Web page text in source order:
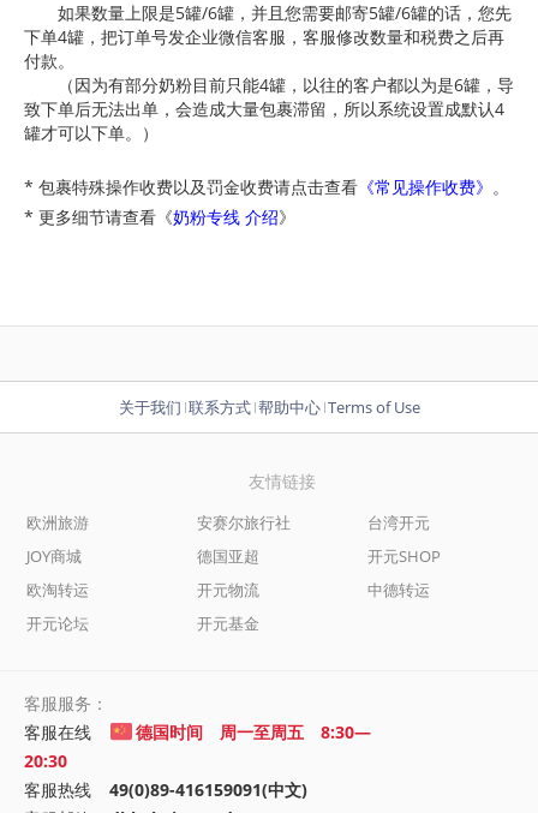
如果数量上限是5罐/6罐，并且您需要邮寄5罐/6罐的话，您先
下单4罐，把订单号发企业微信客服，客服修改数量和税费之后再
付款。
（因为有部分奶粉目前只能4罐，以往的客户都以为是6罐，导
致下单后无法出单，会造成大量包裹滞留，所以系统设置成默认4
罐才可以下单。）
* 包裹特殊操作收费以及罚金收费请点击查看 《常见操作收费》 。
* 更多细节请查看《奶粉专线 介绍》
关于我们 联系方式 帮助中心 Terms of Use
友情链接
欧洲旅游 安赛尔旅行社
台湾开元
JOY商城
德国亚超
开元SHOP
欧淘转运
开元物流
中德转运
开元论坛
开元基金
客服服务：
客服在线
德国时间 周一至周五 8:30—
20:30
客服热线
49(0)89-416159091(中文)